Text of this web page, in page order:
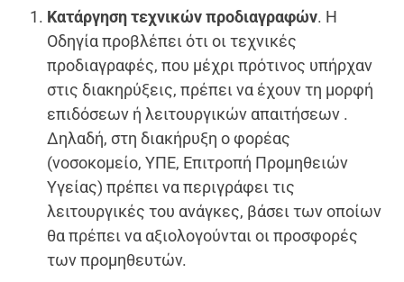
Κατάργηση τεχνικών προδιαγραφών. Η
Οδηγία προβλέπει ότι οι τεχνικές
προδιαγραφές, που μέχρι πρότινος υπήρχαν
στις διακηρύξεις, πρέπει να έχουν τη μορφή
επιδόσεων ή λειτουργικών απαιτήσεων .
Δηλαδή, στη διακήρυξη ο φορέας
(νοσοκομείο, ΥΠΕ, Επιτροπή Προμηθειών
Υγείας) πρέπει να περιγράφει τις
λειτουργικές του ανάγκες, βάσει των οποίων
θα πρέπει να αξιολογούνται οι προσφορές
των προμηθευτών.